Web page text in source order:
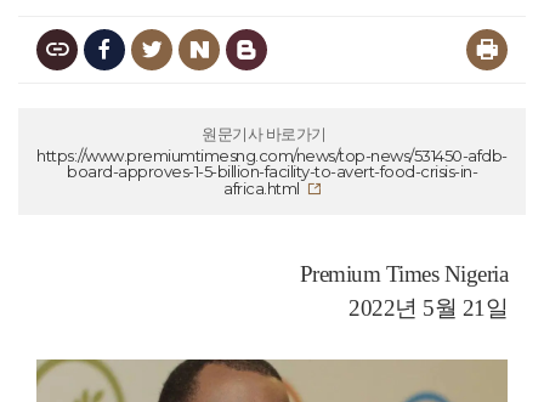
원문기사 바로가기
https://www.premiumtimesng.com/news/top-news/531450-afdb-
board-approves-1-5-billion-facility-to-avert-food-crisis-in-
africa.html
Premium Times Nigeria
2022년 5월 21일